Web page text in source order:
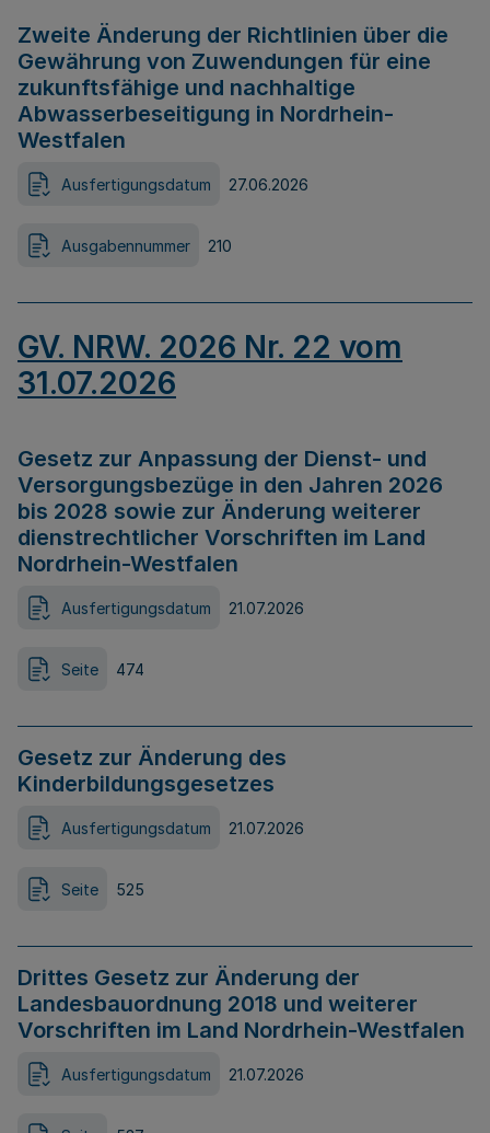
Zweite Änderung der Richtlinien über die
Gewährung von Zuwendungen für eine
zukunftsfähige und nachhaltige
Abwasserbeseitigung in Nordrhein-
Westfalen
Ausfertigungsdatum 27.06.2026
Ausgabennummer 210
GV. NRW. 2026 Nr. 22 vom
31.07.2026
Gesetz zur Anpassung der Dienst- und
Versorgungsbezüge in den Jahren 2026
bis 2028 sowie zur Änderung weiterer
dienstrechtlicher Vorschriften im Land
Nordrhein-Westfalen
Ausfertigungsdatum 21.07.2026
Seite 474
Gesetz zur Änderung des
Kinderbildungsgesetzes
Ausfertigungsdatum 21.07.2026
Seite 525
Drittes Gesetz zur Änderung der
Landesbauordnung 2018 und weiterer
Vorschriften im Land Nordrhein-Westfalen
Ausfertigungsdatum 21.07.2026